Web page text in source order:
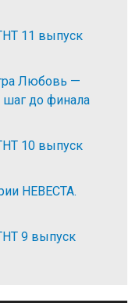
11 выпуск
Любовь —
шаг до финала
10 выпуск
НЕВЕСТА.
9 выпуск